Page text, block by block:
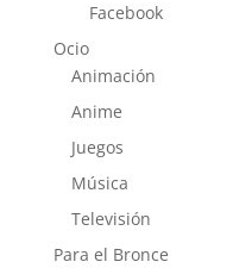
Facebook
Ocio
Animación
Anime
Juegos
Música
Televisión
Para el Bronce